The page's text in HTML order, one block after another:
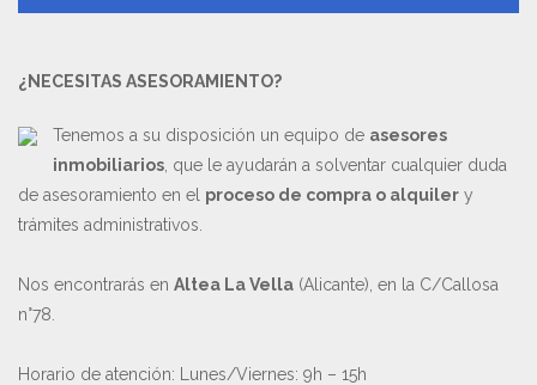
¿NECESITAS ASESORAMIENTO?
Tenemos a su disposición un equipo de asesores
inmobiliarios, que le ayudarán a solventar cualquier duda
de asesoramiento en el proceso de compra o alquiler y
trámites administrativos.
Nos encontrarás en Altea La Vella (Alicante), en la C/Callosa
n°78.
Horario de atención: Lunes/Viernes: 9h – 15h